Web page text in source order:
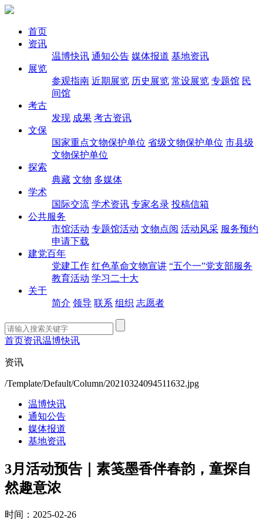
首页
资讯
温博快讯 通知公告 媒体报道 基地资讯
展览
参观指南 近期展览 历史展览 常设展览 专题馆 民
间馆
考古
发现 成果 考古资讯
文保
国家重点文物保护单位 省级文物保护单位 市县级
文物保护单位
探索
典藏 文物 多媒体
学术
国际交流 学术资讯 专家名录 投稿信箱
公共服务
市馆活动 专题馆活动 文物点阅 活动风采 服务预约
申请下载
建党百年
党建工作 红色革命文物宣讲 “五个一”党支部服务
教育活动 学习二十大
关于
简介 领导 联系 组织 志愿者
首页资讯温博快讯
资讯
/Template/Default/Column/20210324094511632.jpg
温博快讯
通知公告
媒体报道
基地资讯
3月活动预告｜素笺墨香伴春韵，童探自
然趣意浓
时间：2025-02-26